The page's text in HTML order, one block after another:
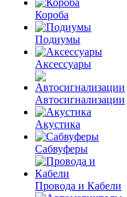
Короба
Подиумы
Аксессуары
Автосигнализации
Акустика
Сабвуферы
Провода и Кабели